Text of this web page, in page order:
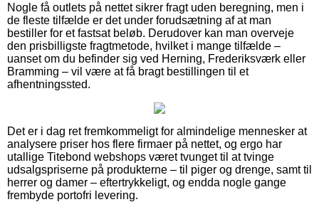
Nogle få outlets på nettet sikrer fragt uden beregning, men i
de fleste tilfælde er det under forudsætning af at man
bestiller for et fastsat beløb. Derudover kan man overveje
den prisbilligste fragtmetode, hvilket i mange tilfælde –
uanset om du befinder sig ved Herning, Frederiksværk eller
Bramming – vil være at få bragt bestillingen til et
afhentningssted.
Det er i dag ret fremkommeligt for almindelige mennesker at
analysere priser hos flere firmaer på nettet, og ergo har
utallige Titebond webshops været tvunget til at tvinge
udsalgspriserne på produkterne – til piger og drenge, samt til
herrer og damer – eftertrykkeligt, og endda nogle gange
frembyde portofri levering.